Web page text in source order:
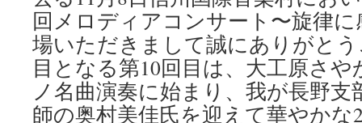
in
た
て
し
な
は
回メロディアコンサート〜旋律
場いただきまして誠にありがと
目となる第10回目は、大工原さ
ノ名曲演奏に始まり、我が長野
師の奥村美佳氏を迎えて華やかな